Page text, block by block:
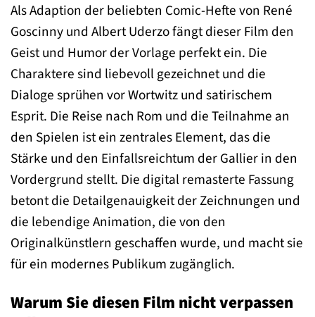
Als Adaption der beliebten Comic-Hefte von René
Goscinny und Albert Uderzo fängt dieser Film den
Geist und Humor der Vorlage perfekt ein. Die
Charaktere sind liebevoll gezeichnet und die
Dialoge sprühen vor Wortwitz und satirischem
Esprit. Die Reise nach Rom und die Teilnahme an
den Spielen ist ein zentrales Element, das die
Stärke und den Einfallsreichtum der Gallier in den
Vordergrund stellt. Die digital remasterte Fassung
betont die Detailgenauigkeit der Zeichnungen und
die lebendige Animation, die von den
Originalkünstlern geschaffen wurde, und macht sie
für ein modernes Publikum zugänglich.
Warum Sie diesen Film nicht verpassen